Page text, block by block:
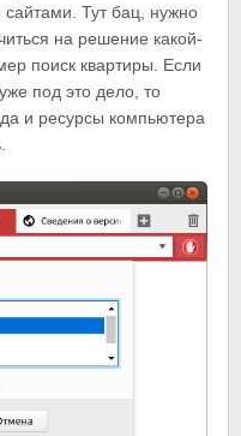
Тут бац, нужно
на решение какой-
поиск квартиры. Если
под это дело, то
и ресурсы компьютера